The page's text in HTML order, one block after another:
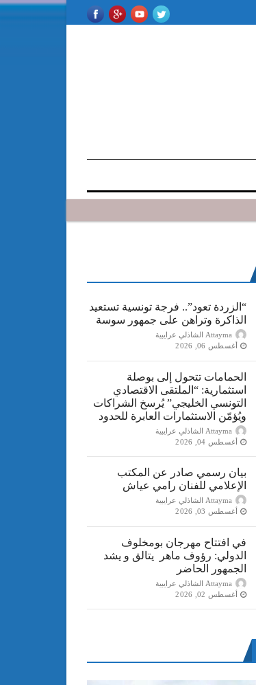
“الزردة تعود”.. فرجة تونسية تستعيد
الذاكرة وتراهن على جمهور سوسة
Attayma الشاذلي عرايبية
أغسطس 06, 2026
الحمامات تتحول إلى بوصلة
استثمارية: “الملتقى الاقتصادي
التونسي الخليجي” يُرسخ الشراكات
ويُؤمّن الاستثمارات العابرة للحدود
Attayma الشاذلي عرايبية
أغسطس 04, 2026
بيان رسمي صادر عن المكتب
الإعلامي للفنان رامي عياش
Attayma الشاذلي عرايبية
أغسطس 03, 2026
في افتتاح مهرجان بومخلوف
الدولي: رؤوف ماهر يتالق و يشد
الجمهور الحاضر
Attayma الشاذلي عرايبية
أغسطس 02, 2026